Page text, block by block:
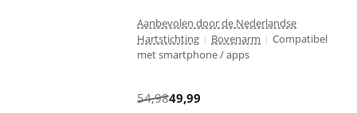
Aanbevolen door de Nederlandse
Hartstichting | Bovenarm | Compatibel
met smartphone / apps
54,9849,99